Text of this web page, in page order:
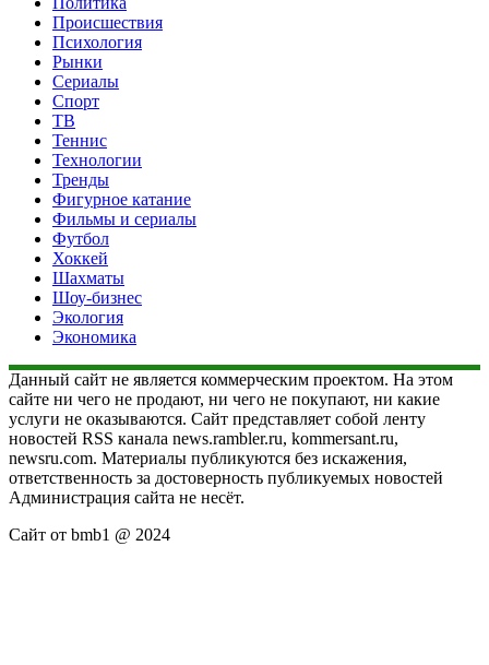
Происшествия
Психология
Рынки
Сериалы
Спорт
ТВ
Теннис
Технологии
Тренды
Фигурное катание
Фильмы и сериалы
Футбол
Хоккей
Шахматы
Шоу-бизнес
Экология
Экономика
Данный сайт не является коммерческим проектом. На этом
сайте ни чего не продают, ни чего не покупают, ни какие
услуги не оказываются. Сайт представляет собой ленту
новостей RSS канала news.rambler.ru, kommersant.ru,
newsru.com. Материалы публикуются без искажения,
ответственность за достоверность публикуемых новостей
Администрация сайта не несёт.
Сайт от bmb1 @ 2024